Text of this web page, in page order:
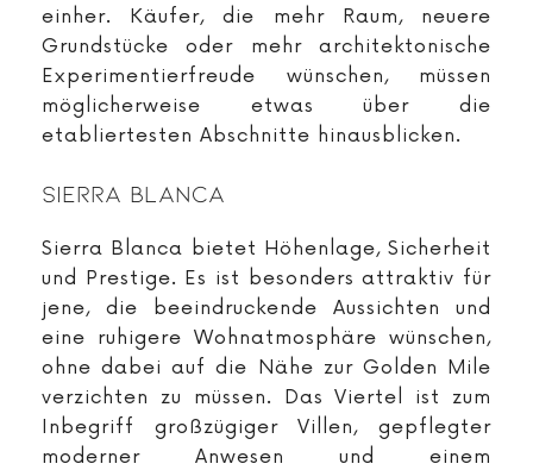
einher. Käufer, die mehr Raum, neuere
Grundstücke oder mehr architektonische
Experimentierfreude wünschen, müssen
möglicherweise etwas über die
etabliertesten Abschnitte hinausblicken.
Sierra Blanca
Sierra Blanca bietet Höhenlage, Sicherheit
und Prestige. Es ist besonders attraktiv für
jene, die beeindruckende Aussichten und
eine ruhigere Wohnatmosphäre wünschen,
ohne dabei auf die Nähe zur Golden Mile
verzichten zu müssen. Das Viertel ist zum
Inbegriff großzügiger Villen, gepflegter
moderner Anwesen und einem